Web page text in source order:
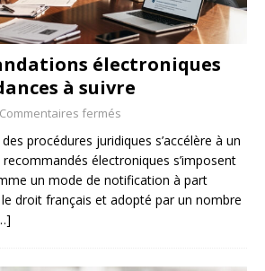
électroniques
à suivre
Commentaires fermés
procédures juridiques s’accélère à un
électroniques s’imposent
un mode de notification à part
droit français et adopté par un nombre